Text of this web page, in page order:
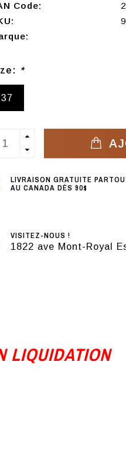
Code:
*
37
LIVRAISON GRATUITE
AU CANADA DÈS 90$
VISITEZ-NOUS !
1822 ave Mont-Royal
LIQUIDATION